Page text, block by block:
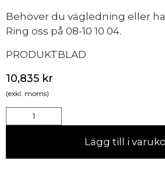
Behöver du vägledning eller
Ring oss på 08-10 10 04.
PRODUKTBLAD
10,835 kr
(exkl. moms)
Lägg till i